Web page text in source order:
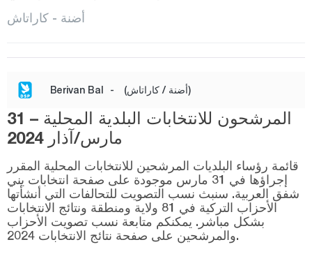
كوزان
سائيم بيلي
ساري شام
سيهان
طوفانبيلي
يوراغير
أديامان
أفيون قره حصار
أضنة - كاراتاش
Berivan Bal - (أضنة / كاراتاش)
المرشحون للانتخابات البلدية المحلية – 31
مارس/آذار 2024
قائمة رؤساء البلديات المرشحين للانتخابات المحلية المقرر
إجراؤها في 31 مارس موجودة على صفحة انتخابات يني
شفق العربية. سنبث نسب التصويت للتحالفات التي أنشأتها
الأحزاب التركية في 81 ولاية ومنطقة ونتائج الانتخابات
بشكل مباشر. يمكنكم متابعة نسب تصويت الأحزاب
والمرشحين على صفحة نتائج الانتخابات 2024.